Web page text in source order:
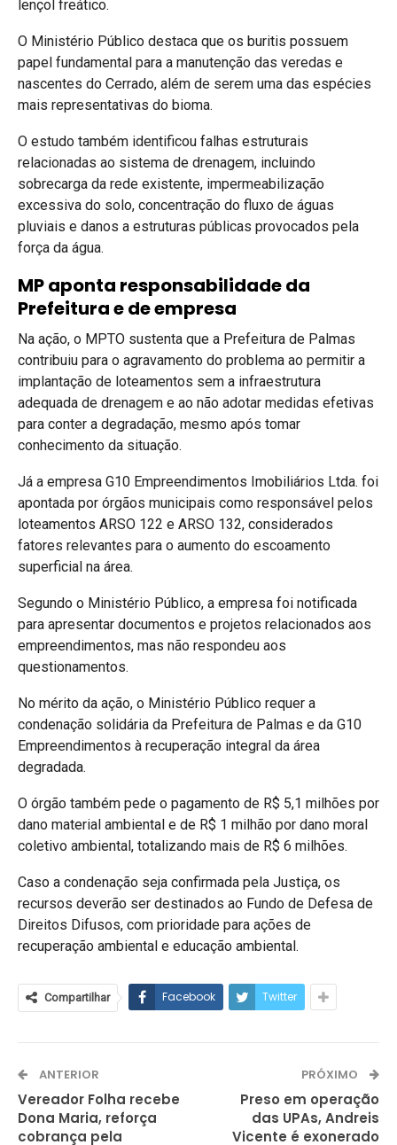
lençol freático.
O Ministério Público destaca que os buritis possuem
papel fundamental para a manutenção das veredas e
nascentes do Cerrado, além de serem uma das espécies
mais representativas do bioma.
O estudo também identificou falhas estruturais
relacionadas ao sistema de drenagem, incluindo
sobrecarga da rede existente, impermeabilização
excessiva do solo, concentração do fluxo de águas
pluviais e danos a estruturas públicas provocados pela
força da água.
MP aponta responsabilidade da
Prefeitura e de empresa
Na ação, o MPTO sustenta que a Prefeitura de Palmas
contribuiu para o agravamento do problema ao permitir a
implantação de loteamentos sem a infraestrutura
adequada de drenagem e ao não adotar medidas efetivas
para conter a degradação, mesmo após tomar
conhecimento da situação.
Já a empresa G10 Empreendimentos Imobiliários Ltda. foi
apontada por órgãos municipais como responsável pelos
loteamentos ARSO 122 e ARSO 132, considerados
fatores relevantes para o aumento do escoamento
superficial na área.
Segundo o Ministério Público, a empresa foi notificada
para apresentar documentos e projetos relacionados aos
empreendimentos, mas não respondeu aos
questionamentos.
No mérito da ação, o Ministério Público requer a
condenação solidária da Prefeitura de Palmas e da G10
Empreendimentos à recuperação integral da área
degradada.
O órgão também pede o pagamento de R$ 5,1 milhões por
dano material ambiental e de R$ 1 milhão por dano moral
coletivo ambiental, totalizando mais de R$ 6 milhões.
Caso a condenação seja confirmada pela Justiça, os
recursos deverão ser destinados ao Fundo de Defesa de
Direitos Difusos, com prioridade para ações de
recuperação ambiental e educação ambiental.
Compartilhar Facebook Twitter
ANTERIOR
Vereador Folha recebe
Dona Maria, reforça
cobrança pela
PRÓXIMO
Preso em operação
das UPAs, Andreis
Vicente é exonerado